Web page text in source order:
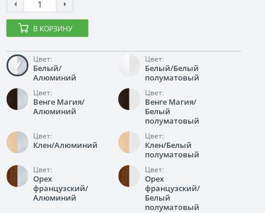
В КОРЗИНУ
Цвет:
Белый/
Алюминий
Цвет:
Белый/Белый
полуматовый
Цвет:
Венге Магия/
Алюминий
Цвет:
Венге Магия/
Белый
полуматовый
Цвет:
Клен/Алюминий
Цвет:
Клен/Белый
полуматовый
Цвет:
Орех
французский/
Алюминий
Цвет:
Орех
французский/
Белый
полуматовый